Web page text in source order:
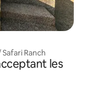
Ranch
les